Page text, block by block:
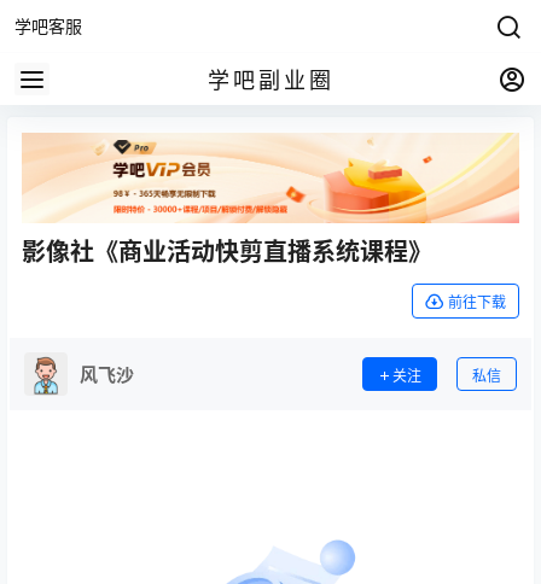
学吧客服
学吧副业圈
影像社《商业活动快剪直播系统课程》
前往下载
风飞沙 关注 私信